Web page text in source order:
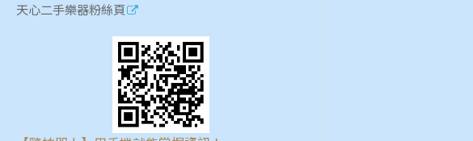
天心二手樂器粉絲頁